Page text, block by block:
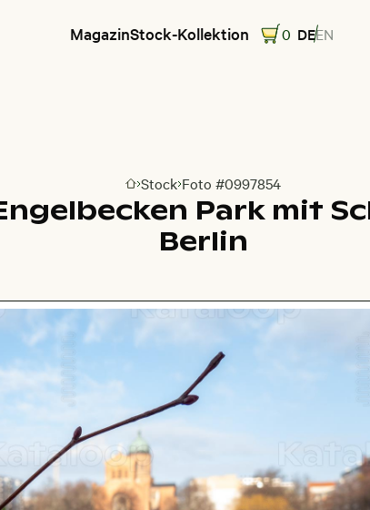
MagazinStock-Kollektion 0 DEEN
Zur Homepage
Stock Foto #0997854
Park mit
Berlin